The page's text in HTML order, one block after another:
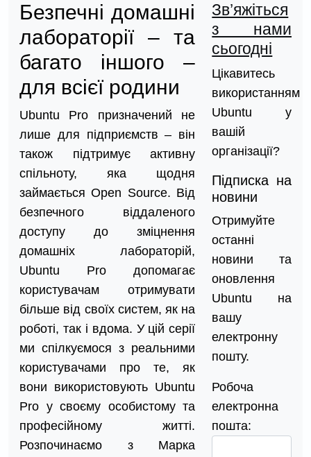
Безпечні домашні
лабораторії – та
багато іншого –
для всієї родини
Ubuntu Pro призначений не
лише для підприємств – він
також підтримує активну
спільноту, яка щодня
займається Open Source. Від
безпечного віддаленого
доступу до зміцнення
домашніх лабораторій,
Ubuntu Pro допомагає
користувачам отримувати
більше від своїх систем, як на
роботі, так і вдома. У цій серії
ми спілкуємося з реальними
користувачами про те, як
вони використовують Ubuntu
Pro у своєму особистому та
професійному житті.
Розпочинаємо з Марка
Зв’яжіться
з нами
сьогодні
Цікавитесь
використанням
Ubuntu у
вашій
організації?
Підписка на
новини
Отримуйте
останні
новини та
оновлення
Ubuntu на
вашу
електронну
пошту.
Робоча
електронна
пошта: